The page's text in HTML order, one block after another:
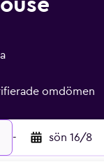
omdömen
- sön 16/8